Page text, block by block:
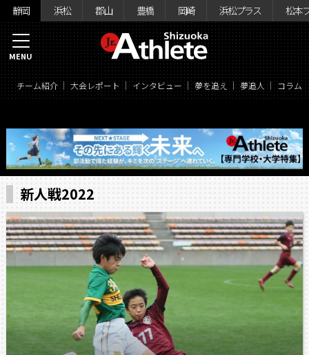
静岡 浜松 郡山 豊橋 岡崎 浜松プラス 松本
チーム紹介 大会レポート インタビュー 夢を追え 夢追人 コラム
MENU
新人戦2022